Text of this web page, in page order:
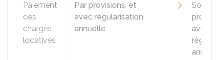
Paiement
des
charges
locatives
Par provisions, et
avec régularisation
annuelle
Soit
avec